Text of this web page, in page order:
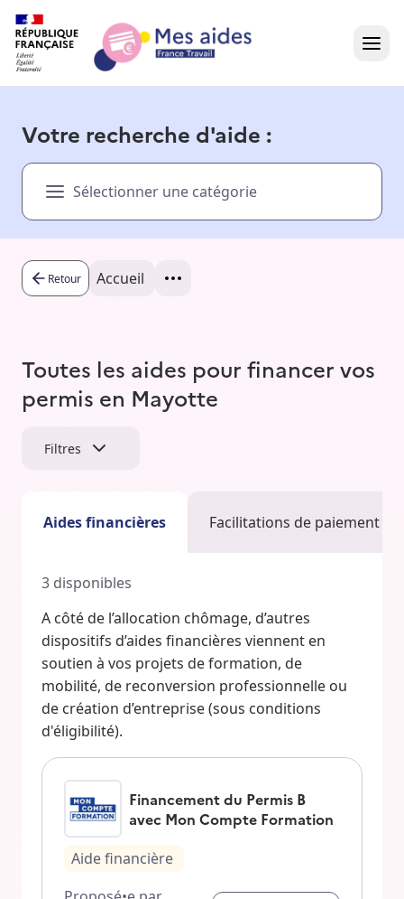
Présentation vidéo
Besoin d'aide ?
Votre recherche d'aide :
Sélectionner une catégorie
Retour Accueil
Toutes les aides pour financer vos
permis en Mayotte
Filtres
Aides financières Facilitations de paiement
3 disponibles
A côté de l’allocation chômage, d’autres
dispositifs d’aides financières viennent en
soutien à vos projets de formation, de
mobilité, de reconversion professionnelle ou
de création d’entreprise (sous conditions
d'éligibilité).
Financement du Permis B
avec Mon Compte Formation
Aide financière